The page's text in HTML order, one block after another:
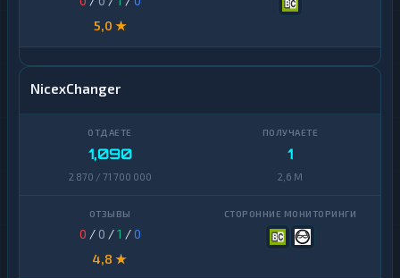
5,0 ★
NicexChanger
1,090
2 870 / 71 700 000
1
2,6 M
0 / 0 /1 /0
4,8 ★